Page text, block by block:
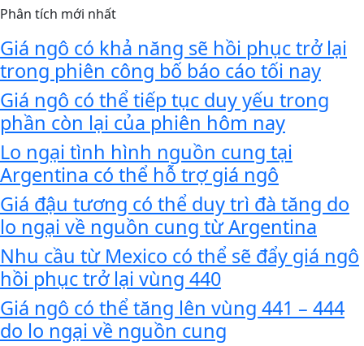
Phân tích mới nhất
Giá ngô có khả năng sẽ hồi phục trở lại
trong phiên công bố báo cáo tối nay
Giá ngô có thể tiếp tục duy yếu trong
phần còn lại của phiên hôm nay
Lo ngại tình hình nguồn cung tại
Argentina có thể hỗ trợ giá ngô
Giá đậu tương có thể duy trì đà tăng do
lo ngại về nguồn cung từ Argentina
Nhu cầu từ Mexico có thể sẽ đẩy giá ngô
hồi phục trở lại vùng 440
Giá ngô có thể tăng lên vùng 441 – 444
do lo ngại về nguồn cung